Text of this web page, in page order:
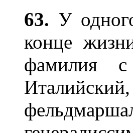
63. У
конце
фамилия с